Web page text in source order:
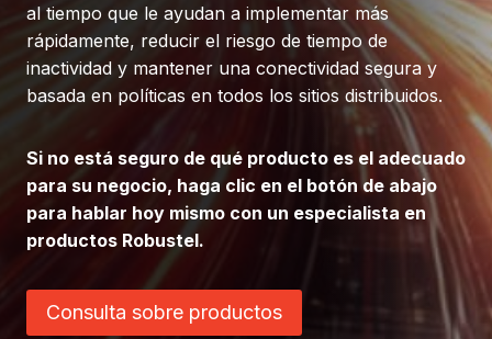
al tiempo que le ayudan a implementar más
rápidamente, reducir el riesgo de tiempo de
inactividad y mantener una conectividad segura y
basada en políticas en todos los sitios distribuidos.
Si no está seguro de qué producto es el adecuado
para su negocio, haga clic en el botón de abajo
para hablar hoy mismo con un especialista en
productos Robustel.
Consulta sobre productos